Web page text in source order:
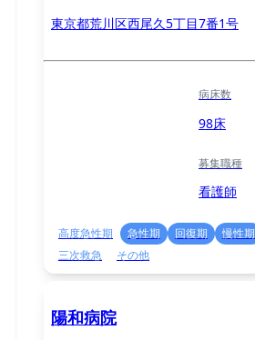
東京都荒川区西尾久5丁目7番1号
病床数
98床
募集職種
看護師
高度急性期 急性期 回復期 慢性期
三次救急
その他
陽和病院